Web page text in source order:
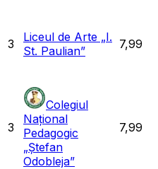
3
Liceul de Arte „I.
St. Paulian”
7,99
3
Colegiul
Național
Pedagogic
„Ștefan
Odobleja”
7,99